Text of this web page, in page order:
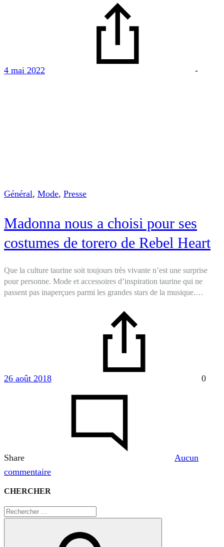
4 mai 2022 -
Général, Mode, Presse
Madonna nous a choisi pour ses
costumes de torero de Rebel Heart
Que la culture taurine soit toujours très vivante n’est une surprise
pour personne. Mode et accessoires d’inspiration taurine qui ne
passent pas inaperçues parmi les grandes stars de la musique.…
26 août 2018 0
Share
Aucun
commentairesur
pour
CHERCHER